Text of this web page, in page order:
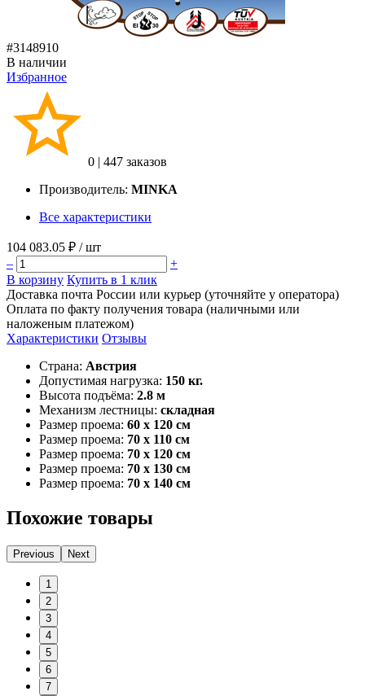
#3148910
В наличии
Избранное
0 | 447 заказов
Производитель: MINKA
Все характеристики
104 083.05 ₽ / шт
–
+
В корзину Купить в 1 клик
Доставка почта России или курьер (уточняйте у оператора)
Оплата по факту получения товара (наличными или
наложеным платежом)
Характеристики Отзывы
Страна: Австрия
Допустимая нагрузка: 150 кг.
Высота подъёма: 2.8 м
Механизм лестницы: складная
Размер проема: 60 x 120 cм
Размер проема: 70 х 110 см
Размер проема: 70 x 120 cм
Размер проема: 70 x 130 cм
Размер проема: 70 x 140 cм
Похожие товары
Previous Next
1
2
3
4
5
6
7